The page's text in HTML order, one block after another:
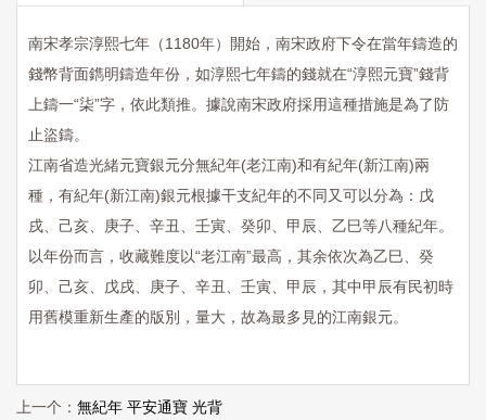
南宋孝宗淳熙七年（1180年）開始，南宋政府下令在當年鑄造的
錢幣背面鐫明鑄造年份，如淳熙七年鑄的錢就在“淳熙元寶”錢背
上鑄一“柒”字，依此類推。據說南宋政府採用這種措施是為了防
止盜鑄。
江南省造光緒元寶銀元分無紀年(老江南)和有紀年(新江南)兩
種，有紀年(新江南)銀元根據干支紀年的不同又可以分為：戊
戌、己亥、庚子、辛丑、壬寅、癸卯、甲辰、乙巳等八種紀年。
以年份而言，收藏難度以“老江南”最高，其余依次為乙巳、癸
卯、己亥、戊戌、庚子、辛丑、壬寅、甲辰，其中甲辰有民初時
用舊模重新生產的版別，量大，故為最多見的江南銀元。
上一个： 無紀年 平安通寶 光背